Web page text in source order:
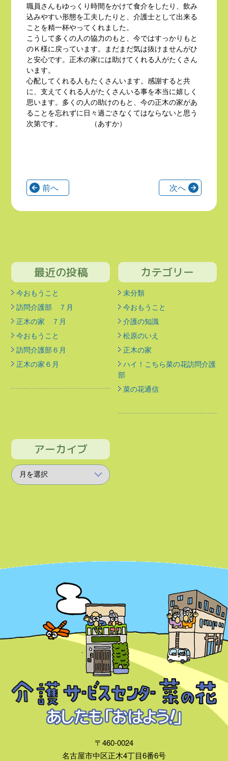
職員さんもゆっくり時間をかけて食介をしたり、飲み
込みやすい形態を工夫したりと、介護士として出来る
ことを精一杯やってくれました。
こうして多くの人の協力のもと、今ではすっかりもと
のＫ様に戻っています。まだまだ気は抜けませんがひ
と安心です。正木の家には助けてくれる人がたくさん
います。
心配してくれる人もたくさんいます。感謝すると共
に、支えてくれる人がたくさんいる事を本当に嬉しく
思います。多くの人の助けのもと、今の正木の家があ
ることを忘れずに日々過ごさなくてはならないと思う
次第です。 （あすか）
前へ 次へ
最近の投稿
今おもうこと
訪問介護部 ７月
正木の家 ７月
今おもうこと
訪問介護部６月
正木の家６月
カテゴリー
未分類
今おもうこと
介護の知識
松原のいえ
正木の家
ハイ！こちら菜の花訪問介護
部
菜の花通信
アーカイブ
〒460-0024
名古屋市中区正木4丁目6番6号